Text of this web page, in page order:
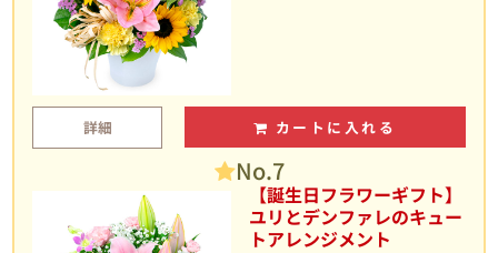
詳細 カートに入れる
No.7
【誕生日フラワーギフト】
ユリとデンファレのキュー
トアレンジメント